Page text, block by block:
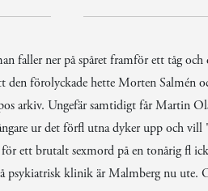
faller ner på spåret framför ett tåg och
förolyckade hette Morten Salmén
arkiv. Ungefär samtidigt får Martin
ur det förfl utna dyker upp och vill
ett brutalt sexmord på en tonårig fl
psykiatrisk klinik är Malmberg nu ute.